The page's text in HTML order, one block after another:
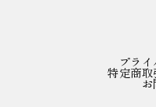
プラ
特定商